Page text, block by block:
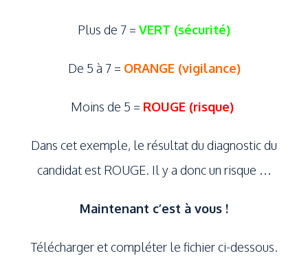
Plus de 7 = VERT (sécurité)
De 5 à 7 = ORANGE (vigilance)
Moins de 5 = ROUGE (risque)
Dans cet exemple, le résultat du diagnostic du
candidat est ROUGE. Il y a donc un risque …
Maintenant c’est à vous !
Télécharger et compléter le fichier ci-dessous.